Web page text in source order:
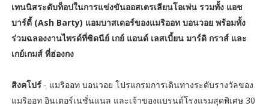
เทนนิสระดับท็อปในการแข่งขันออสเตรเลียนโอเพ่น รวมทั้ง แอช
บาร์ตี้ (Ash Barty) แอมบาสเดอร์ของแมริออท บอนวอย พร้อมทั้ง
ร่วมฉลองงานไพรด์ที่ซิดนีย์ เกย์ แอนด์ เลสเบี้ยน มาร์ดิ กราส์ และ
เกย์เกมส์ ที่ฮ่องกง
สิงคโปร์ - แมริออท บอนวอย โปรแกรมการเดินทางระดับรางวัลของ
แมริออท อินเตอร์เนชั่นแนล และเจ้าของแบรนด์โรงแรมสุดพิเศษ 30